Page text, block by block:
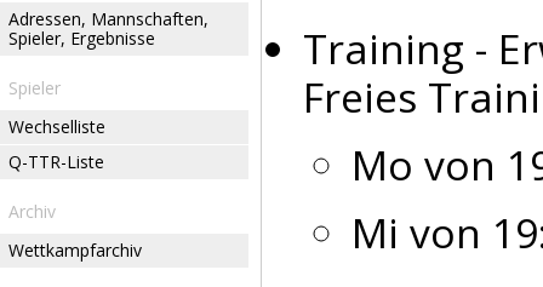
Adressen, Mannschaften,
Spieler, Ergebnisse
Spieler
Wechselliste
Q-TTR-Liste
Archiv
Wettkampfarchiv
Training -
Freies
Mo von
Mi von